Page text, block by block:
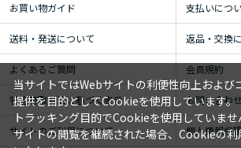
お買い物ガイド 支払いにつ
送料・発送について 返品・交換
よくあるご質問 会員規約
特定商取引法に基づく表示 お問い合わせ
サイトのご利用について 個人情報保
当サイトではWebサイトの利便性向上および
提供を目的としてCookieを使用しています。
トラッキング目的でCookieを使用していませ
サイトの閲覧を継続された場合、Cookieの利